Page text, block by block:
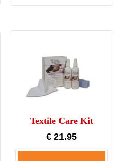
Textile Care Kit
€21.95